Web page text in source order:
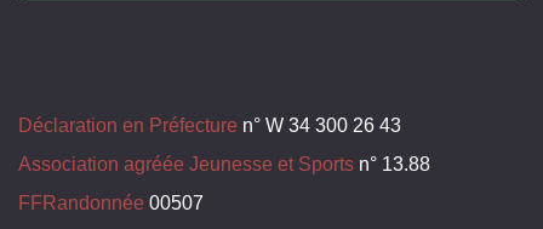
Déclaration en Préfecture n° W 34 300 26 43
Association agréée Jeunesse et Sports n° 13.88
FFRandonnée 00507